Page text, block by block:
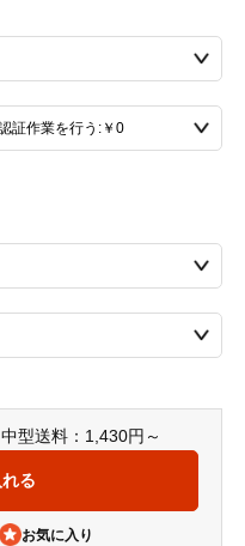
中型送料：1,430円～